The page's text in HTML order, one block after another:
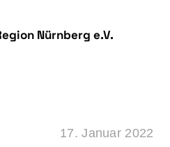
Nürnberg e.V.
17. Januar 2022